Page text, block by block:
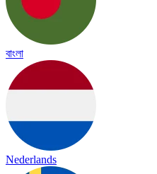
বাংলা
Nederlands